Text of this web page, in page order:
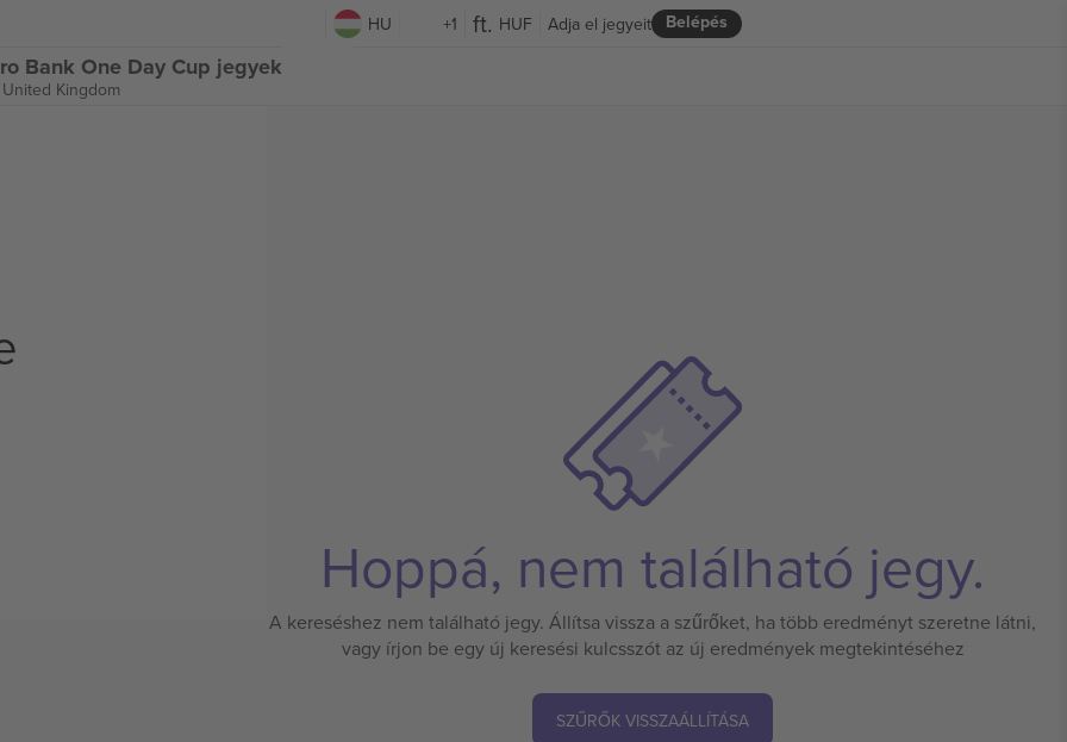
HU +1 HUF Belépés
Adja el jegyeit
Bank One Day Cup jegyek
Kingdom
Hoppá, nem található jegy.
A kereséshez nem található jegy. Állítsa vissza a szűrőket, ha több eredményt szeretne látni,
vagy írjon be egy új keresési kulcsszót az új eredmények megtekintéséhez
SZŰRŐK VISSZAÁLLÍTÁSA